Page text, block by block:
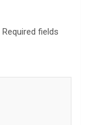
Required fields